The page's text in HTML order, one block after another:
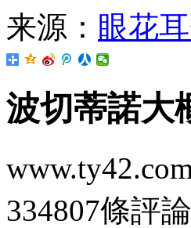
来源： 眼花
波切蒂諾大
334807條評